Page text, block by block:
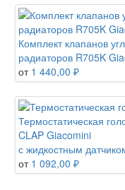
Комплект клапанов
радиаторов R705K
от 1 440,00 ₽
Термостатическая
CLAP Giacomini
с жидкостным
от 1 092,00 ₽